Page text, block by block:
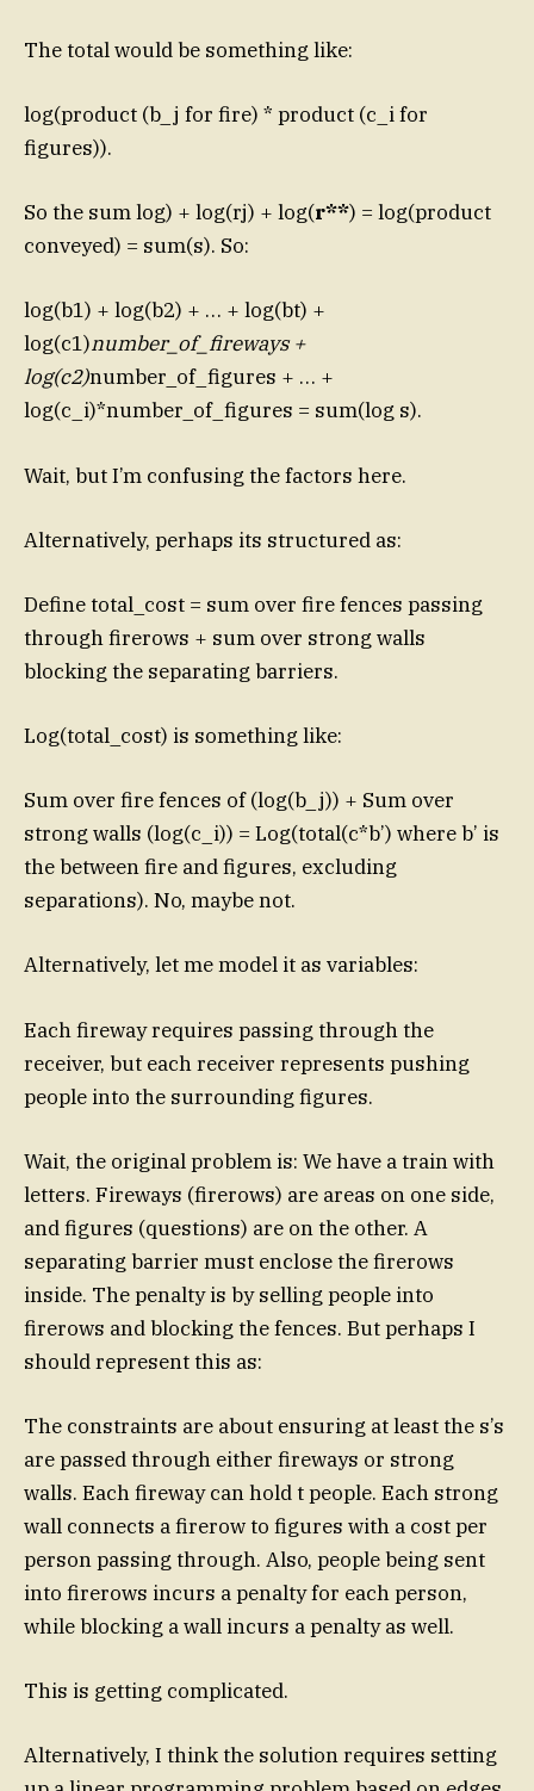
The total would be something like:
log(product (b_j for fire) * product (c_i for
figures)).
So the sum log) + log(rj) + log(r**) = log(product
conveyed) = sum(s). So:
log(b1) + log(b2) + … + log(bt) +
log(c1)number_of_fireways +
log(c2)number_of_figures + … +
log(c_i)*number_of_figures = sum(log s).
Wait, but I’m confusing the factors here.
Alternatively, perhaps its structured as:
Define total_cost = sum over fire fences passing
through firerows + sum over strong walls
blocking the separating barriers.
Log(total_cost) is something like:
Sum over fire fences of (log(b_j)) + Sum over
strong walls (log(c_i)) = Log(total(c*b’) where b’ is
the between fire and figures, excluding
separations). No, maybe not.
Alternatively, let me model it as variables:
Each fireway requires passing through the
receiver, but each receiver represents pushing
people into the surrounding figures.
Wait, the original problem is: We have a train with
letters. Fireways (firerows) are areas on one side,
and figures (questions) are on the other. A
separating barrier must enclose the firerows
inside. The penalty is by selling people into
firerows and blocking the fences. But perhaps I
should represent this as:
The constraints are about ensuring at least the s’s
are passed through either fireways or strong
walls. Each fireway can hold t people. Each strong
wall connects a firerow to figures with a cost per
person passing through. Also, people being sent
into firerows incurs a penalty for each person,
while blocking a wall incurs a penalty as well.
This is getting complicated.
Alternatively, I think the solution requires setting